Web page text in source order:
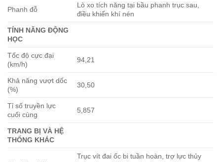
Phanh đỗ
Lò xo tích năng tại bầu phanh trục sau,
điều khiển khí nén
TÍNH NĂNG ĐỘNG
HỌC
Tốc độ cực đại
(km/h)
94,21
Khả năng vượt dốc
(%)
30,50
Tỉ số truyền lực
cuối cùng
5,857
TRANG BỊ VÀ HỆ
THỐNG KHÁC
Trục vít đai ốc bi tuần hoàn, trợ lực thủy